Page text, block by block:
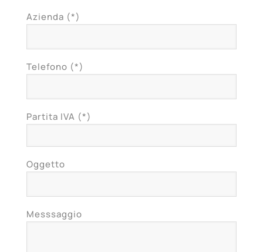
Azienda (*)
Telefono (*)
Partita IVA (*)
Oggetto
Messsaggio